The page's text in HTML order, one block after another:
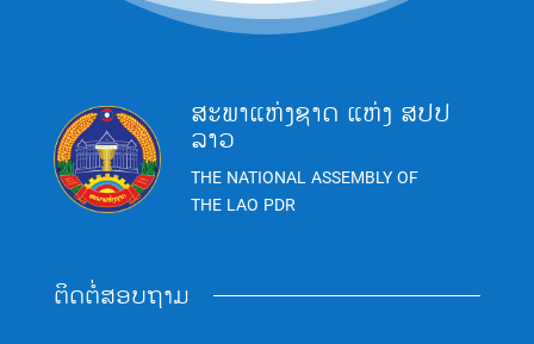
ສະພາແຫ່ງຊາດ ແຫ່ງ ສປປ
ລາວ
THE NATIONAL ASSEMBLY OF
THE LAO PDR
ຕິດຕໍ່ສອບຖາມ